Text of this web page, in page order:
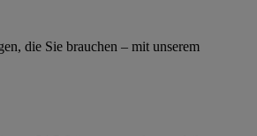
die Sie brauchen – mit unserem